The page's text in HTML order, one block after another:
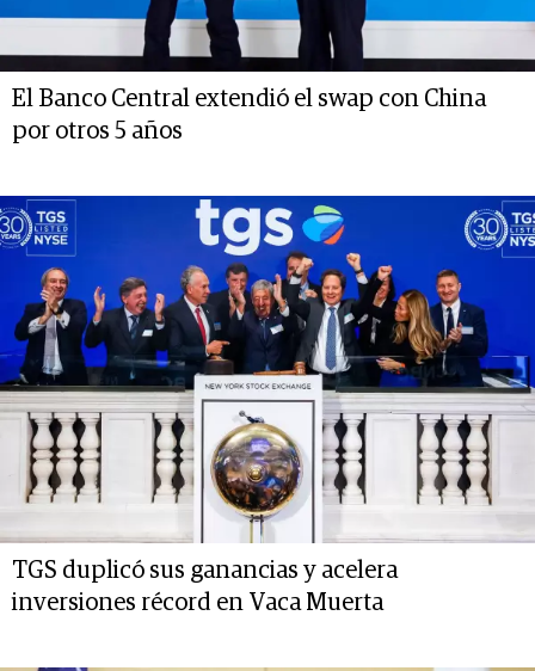
El Banco Central extendió el swap con China
por otros 5 años
TGS duplicó sus ganancias y acelera
inversiones récord en Vaca Muerta